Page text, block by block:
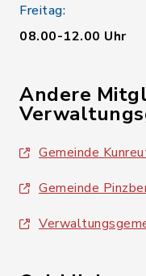
Freitag:
08.00-12.00 Uhr
Andere
Gemeinde
Gemeinde